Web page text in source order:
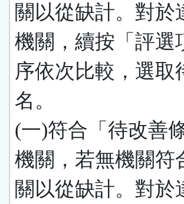
關以從缺計。對於
機關，續按「評選
序依次比較，選取
名。
(一)符合「待改善
機關，若無機關符
關以從缺計。對於